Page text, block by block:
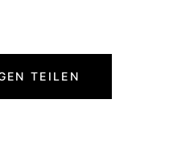
TEILEN